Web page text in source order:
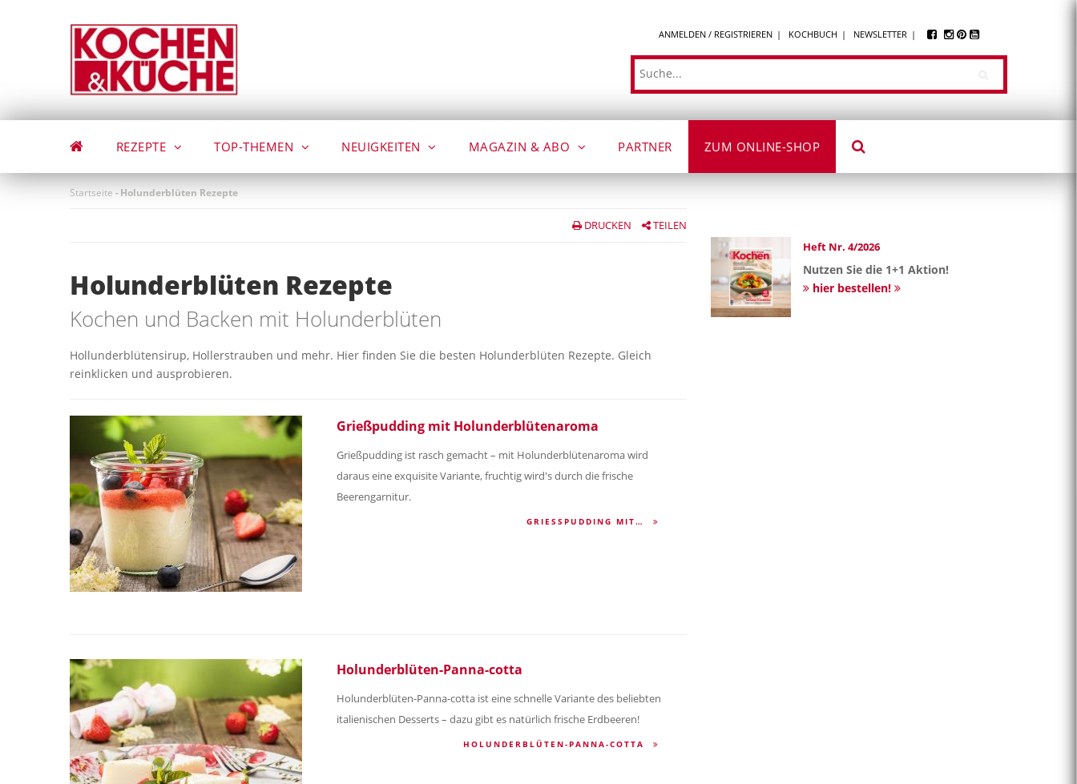
ANMELDEN / REGISTRIEREN KOCHBUCH NEWSLETTER
Suche
REZEPTE TOP-THEMEN NEUIGKEITEN MAGAZIN & ABO PARTNER ZUM ONLINE-SHOP
Startseite -Holunderblüten Rezepte
DRUCKEN TEILEN
Holunderblüten Rezepte
Kochen und Backen mit Holunderblüten
Hollunderblütensirup, Hollerstrauben und mehr. Hier finden Sie die besten Holunderblüten Rezepte. Gleich
reinklicken und ausprobieren.
Grießpudding mit Holunderblütenaroma
Grießpudding ist rasch gemacht – mit Holunderblütenaroma wird
daraus eine exquisite Variante, fruchtig wird's durch die frische
Beerengarnitur.
GRIESSPUDDING MIT…
Holunderblüten-Panna-cotta
Holunderblüten-Panna-cotta ist eine schnelle Variante des beliebten
italienischen Desserts – dazu gibt es natürlich frische Erdbeeren!
HOLUNDERBLÜTEN-PANNA-COTTA
Heft Nr. 4/2026
Nutzen Sie die 1+1 Aktion!
hier bestellen!